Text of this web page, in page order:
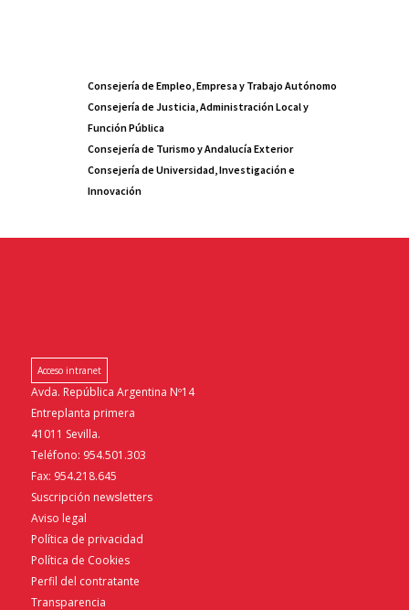
Consejería de Empleo, Empresa y Trabajo Autónomo
Consejería de Justicia, Administración Local y
Función Pública
Consejería de Turismo y Andalucía Exterior
Consejería de Universidad, Investigación e
Innovación
Acceso intranet
Avda. República Argentina Nº14
Entreplanta primera
41011 Sevilla.
Teléfono: 954.501.303
Fax: 954.218.645
Suscripción newsletters
Aviso legal
Política de privacidad
Política de Cookies
Perfil del contratante
Transparencia